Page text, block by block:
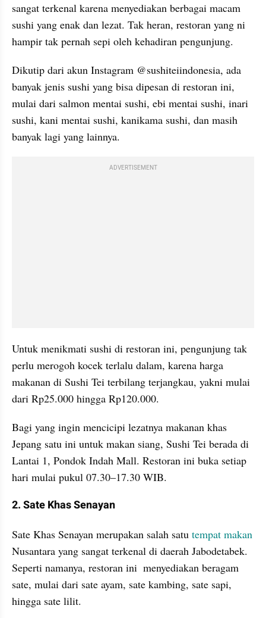
sangat terkenal karena menyediakan berbagai macam
sushi yang enak dan lezat. Tak heran, restoran yang ni
hampir tak pernah sepi oleh kehadiran pengunjung.
Dikutip dari akun Instagram @sushiteiindonesia, ada
banyak jenis sushi yang bisa dipesan di restoran ini,
mulai dari salmon mentai sushi, ebi mentai sushi, inari
sushi, kani mentai sushi, kanikama sushi, dan masih
banyak lagi yang lainnya.
ADVERTISEMENT
Untuk menikmati sushi di restoran ini, pengunjung tak
perlu merogoh kocek terlalu dalam, karena harga
makanan di Sushi Tei terbilang terjangkau, yakni mulai
dari Rp25.000 hingga Rp120.000.
Bagi yang ingin mencicipi lezatnya makanan khas
Jepang satu ini untuk makan siang, Sushi Tei berada di
Lantai 1, Pondok Indah Mall. Restoran ini buka setiap
hari mulai pukul 07.30–17.30 WIB.
2. Sate Khas Senayan
Sate Khas Senayan merupakan salah satu tempat makan
Nusantara yang sangat terkenal di daerah Jabodetabek.
Seperti namanya, restoran ini  menyediakan beragam
sate, mulai dari sate ayam, sate kambing, sate sapi,
hingga sate lilit.